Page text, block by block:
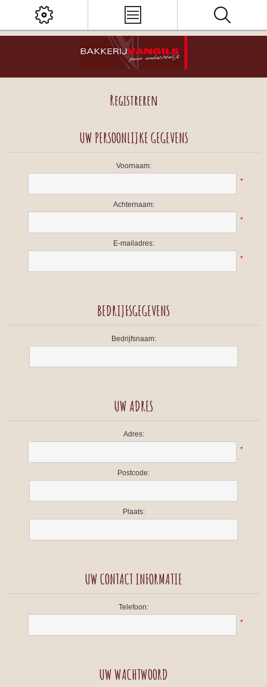
Registreren
UW PERSOONLIJKE GEGEVENS
Voornaam:
*
Achternaam:
*
E-mailadres:
*
BEDRIJFSGEGEVENS
Bedrijfsnaam:
UW ADRES
Adres:
*
Postcode:
Plaats:
UW CONTACT INFORMATIE
Telefoon:
*
UW WACHTWOORD